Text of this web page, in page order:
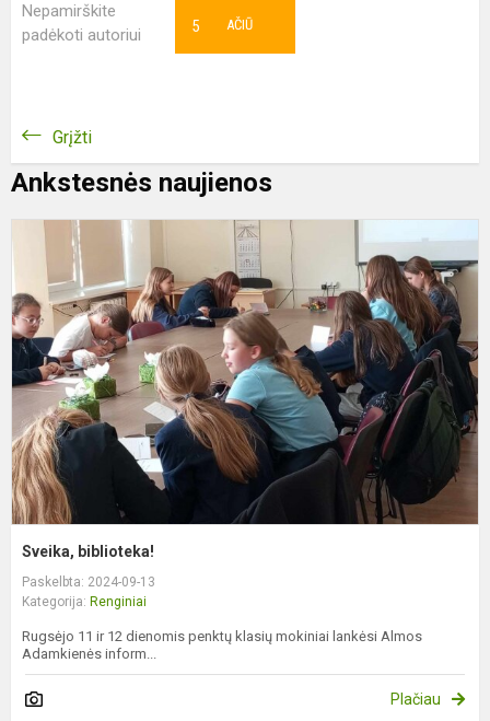
Nepamirškite
padėkoti autoriui
AČIŪ
5
Grįžti
Ankstesnės naujienos
Sveika, biblioteka!
Paskelbta: 2024-09-13
Kategorija: Renginiai
Rugsėjo 11 ir 12 dienomis penktų klasių mokiniai lankėsi Almos
Adamkienės inform...
Plačiau